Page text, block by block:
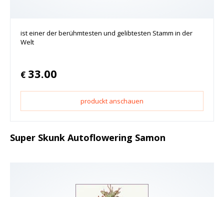
ist einer der berühmtesten und gelibtesten Stamm in der
Welt
€ 33.00
produckt anschauen
Super Skunk Autoflowering Samon